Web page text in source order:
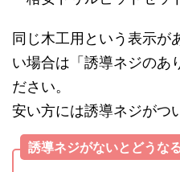
同じ木工用という表示が
い場合は「誘導ネジのあ
ださい。
安い方には誘導ネジがつ
誘導ネジがないとどうな